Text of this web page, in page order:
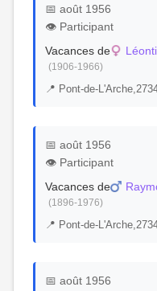
📅 août 1956
👁️ Participant
Vacances de
(1906-1966)
📍 Pont-de-
📅 août 1956
👁️ Participant
Vacances de
(1896-1976)
📍 Pont-de-
📅 août 1956